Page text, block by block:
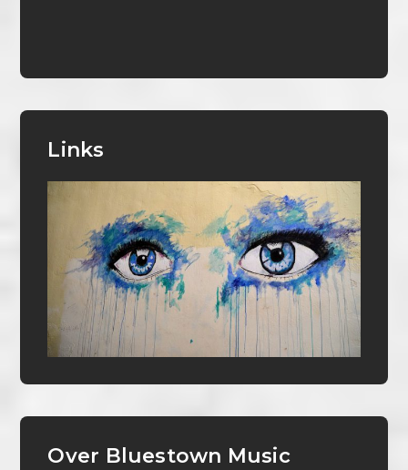
Links
Over Bluestown Music